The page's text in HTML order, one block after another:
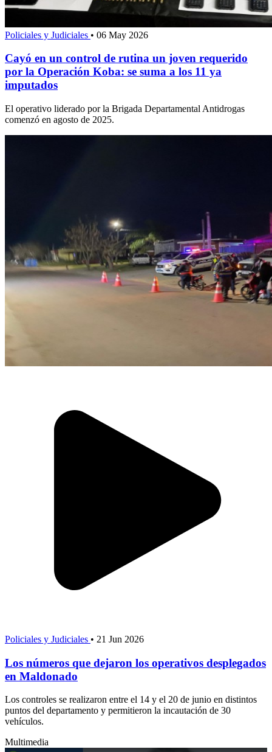
Policiales y Judiciales • 06 May 2026
Cayó en un control de rutina un joven requerido
por la Operación Koba: se suma a los 11 ya
imputados
El operativo liderado por la Brigada Departamental Antidrogas
comenzó en agosto de 2025.
Policiales y Judiciales • 21 Jun 2026
Los números que dejaron los operativos desplegados
en Maldonado
Los controles se realizaron entre el 14 y el 20 de junio en distintos
puntos del departamento y permitieron la incautación de 30
vehículos.
Multimedia